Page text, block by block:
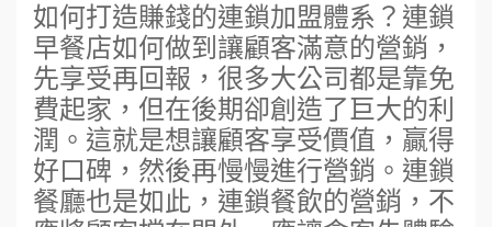
如何打造賺錢的連鎖加盟體系？連鎖
早餐店如何做到讓顧客滿意的營銷，
先享受再回報，很多大公司都是靠免
費起家，但在後期卻創造了巨大的利
潤。這就是想讓顧客享受價值，贏得
好口碑，然後再慢慢進行營銷。連鎖
餐廳也是如此，連鎖餐飲的營銷，不